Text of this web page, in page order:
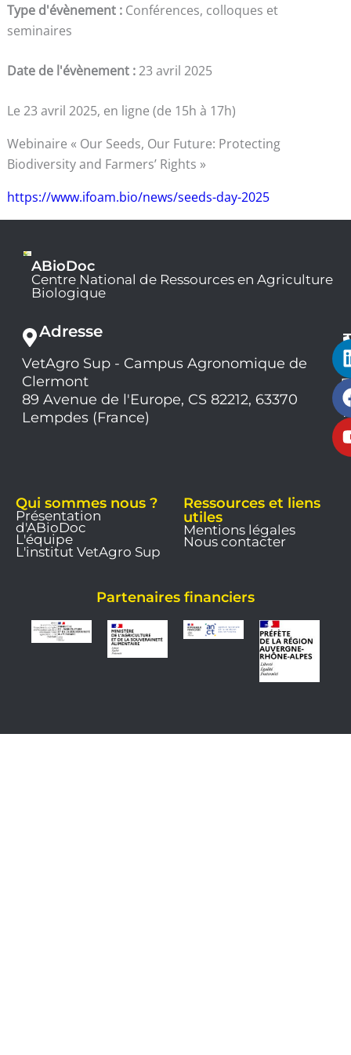
Type d'évènement : Conférences, colloques et
seminaires
Date de l'évènement :23 avril 2025
Le 23 avril 2025, en ligne (de 15h à 17h)
Webinaire « Our Seeds, Our Future: Protecting
Biodiversity and Farmers’ Rights »
https://www.ifoam.bio/news/seeds-day-2025
ABioDoc
Centre National de Ressources en Agriculture
Biologique
Adresse
VetAgro Sup - Campus Agronomique de
Clermont
89 Avenue de l'Europe, CS 82212, 63370
Lempdes (France)
Qui sommes nous ?
Présentation
d'ABioDoc
L'équipe
L'institut VetAgro Sup
Ressources et liens
utiles
Mentions légales
Nous contacter
Partenaires financiers